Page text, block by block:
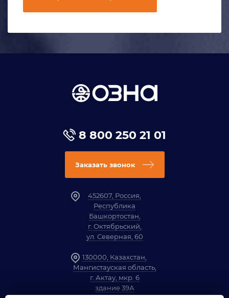
8 800 250 21 01
Заказать звонок
452607, Россия,
Республика
Башкортостан,
г. Октябрьский,
ул. Северная, 60
130000, Казахстан,
Мангистауская область,
г. Актау, мкр. 6
здание 39А